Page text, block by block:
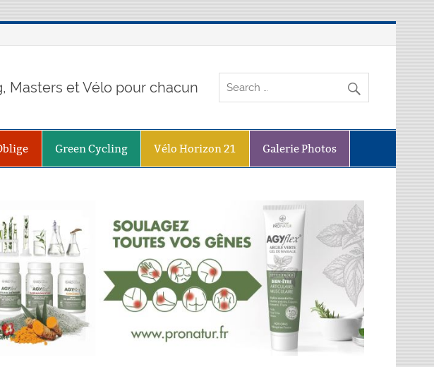
Masters et Vélo pour chacun
Green Cycling Vélo Horizon 21 Galerie Photos